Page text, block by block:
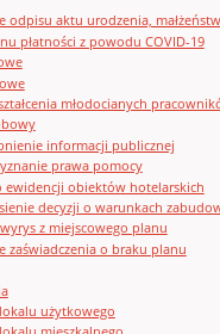
odpisu aktu urodzenia,
płatności z powodu COVID-19
młodocianych
informacji publicznej
prawa pomocy
ewidencji obiektów hotelarskich
decyzji o warunkach
z miejscowego planu
zaświadczenia o braku planu
użytkowego